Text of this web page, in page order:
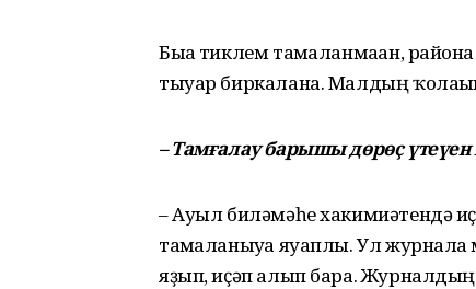
Быға тиклем тамғаланмаған,
тыуар биркалана. Малдың
– Тамғалау барышы дөрөҫ үтеүен
– Ауыл биләмәһе хакимиәтендә
тамғаланыуға яуаплы. Ул
яҙып, иҫәп алып бара.